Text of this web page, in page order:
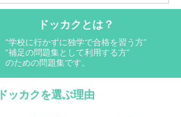
ドッカクとは？
“学校に行かずに独学で合格を習う方”
“補足の問題集として利用する方”
のための問題集です。
ドッカクを選ぶ理由